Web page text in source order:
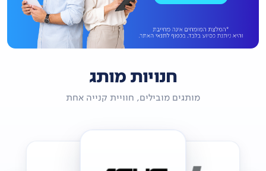
חנויות מותג
מותגים מובילים, חוויית קנייה אחת